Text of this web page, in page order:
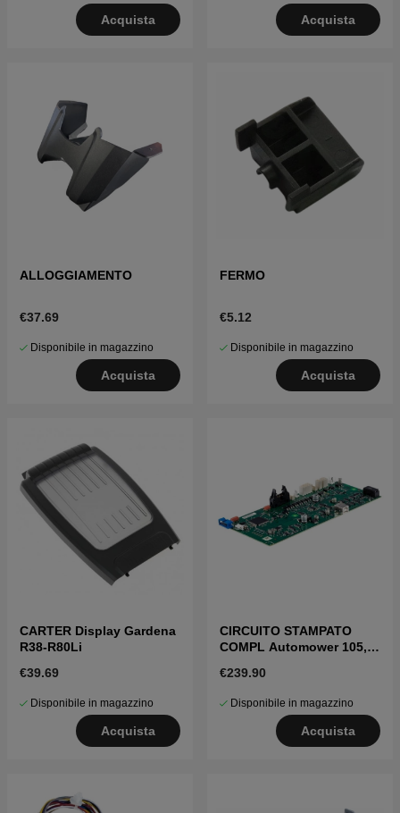
Acquista Acquista
ALLOGGIAMENTO
€37.69
Disponibile in magazzino
Acquista
FERMO
€5.12
Disponibile in magazzino
Acquista
CARTER Display Gardena
R38-R80Li
€39.69
Disponibile in magazzino
Acquista
CIRCUITO STAMPATO
COMPL Automower 105,
€239.90
Disponibile in magazzino
Acquista